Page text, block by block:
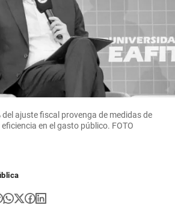
del ajuste fiscal provenga de medidas de
en el gasto público. FOTO